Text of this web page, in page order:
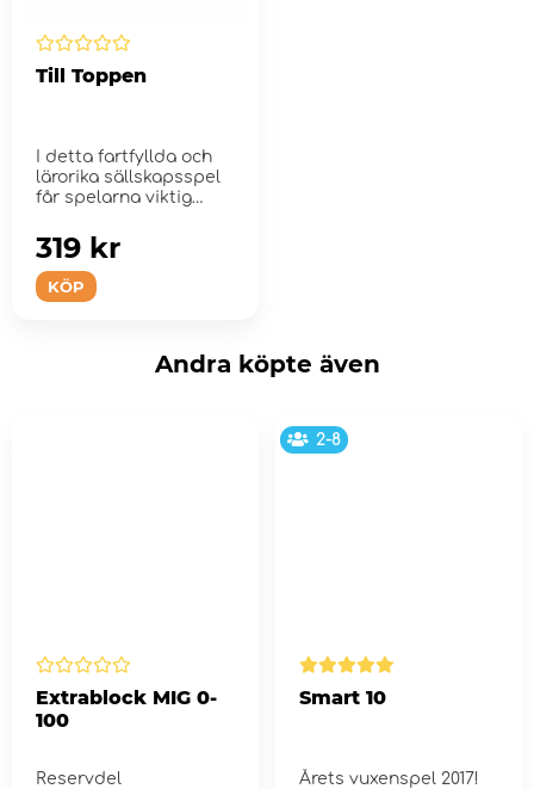
Till Toppen
I detta fartfyllda och
lärorika sällskapsspel
får spelarna viktig
KÖP
319 kr
Andra köpte även
Extrablock MIG 0-
100
Reservdel
2-8
Smart 10
Årets vuxenspel 2017!